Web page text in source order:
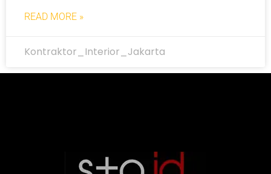
READ MORE »
Kontraktor_Interior_Jakarta